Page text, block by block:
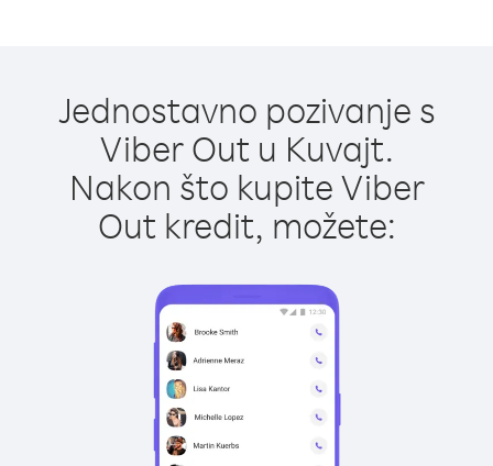
Jednostavno pozivanje s
Viber Out u Kuvajt.
Nakon što kupite Viber
Out kredit, možete: